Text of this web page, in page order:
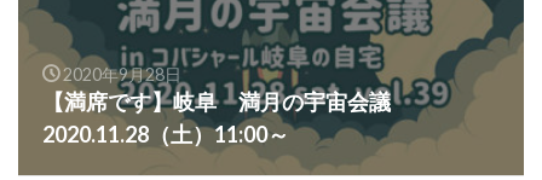
2020年9月28日
【満席です】岐阜 満月の宇宙会議
2020.11.28（土）11:00～